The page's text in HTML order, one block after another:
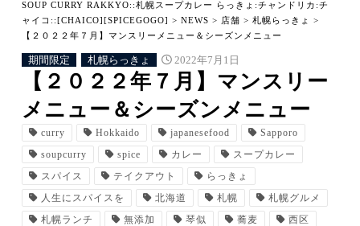
SOUP CURRY RAKKYO::札幌スープカレー らっきょ:チャンドリカ:チ
ャイコ::[CHAICO][SPICEGOGO] >NEWS > 店舗 >札幌らっきょ
>
【２０２２年７月】マンスリーメニュー＆シーズンメニュー
期間限定 札幌らっきょ 2022年7月1日
【２０２２年７月】マンスリー
メニュー＆シーズンメニュー
curry Hokkaido japanesefood
Sapporo
soupcurry
spice カレー
スープカレー
スパイス
テイクアウト
らっきょ
人生にスパイスを
北海道 札幌
札幌グルメ
札幌ランチ
無添加 琴似 蕎麦
西区